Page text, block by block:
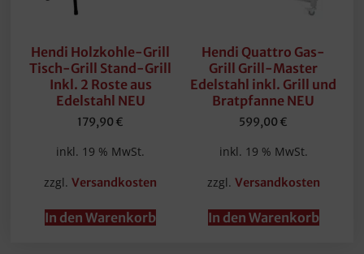
Hendi Holzkohle-Grill
Tisch-Grill Stand-Grill
Inkl. 2 Roste aus
Edelstahl NEU
179,90 €
inkl. 19 % MwSt.
zzgl.Versandkosten
In den Warenkorb
Hendi Quattro Gas-
Grill Grill-Master
Edelstahl inkl. Grill und
Bratpfanne NEU
599,00 €
inkl. 19 % MwSt.
zzgl. Versandkosten
In den Warenkorb